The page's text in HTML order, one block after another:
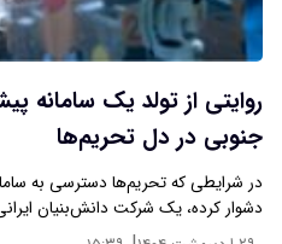
روایتی از تولد یک سامانه
جنوبی در دل تحریم‌ها
در شرایطی که تحریم‌ها دسترسی به
دشوار کرده، یک شرکت دانش‌بنیان